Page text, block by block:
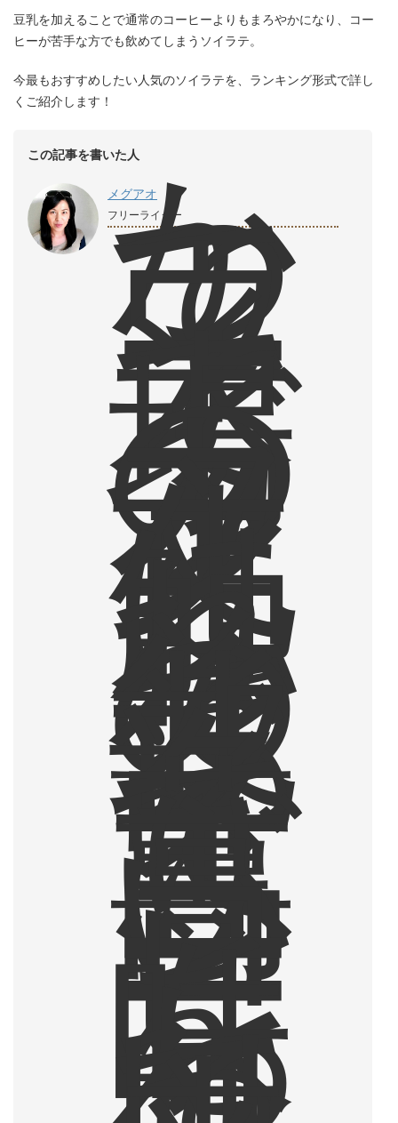
豆乳を加えることで通常のコーヒーよりもまろやかになり、コー
ヒーが苦手な方でも飲めてしまうソイラテ。
今最もおすすめしたい人気のソイラテを、ランキング形式で詳し
くご紹介します！
この記事を書いた人
メグアオ
フリーライター
か
つ
て
ウ
ィ
ー
ン
で
本
場
の
カ
フ
ェ
文
化
に
触
れ
、
そ
の
後
北
部
タ
イ
で
薫
り
高
い
コ
ー
ヒ
ー
を
味
わ